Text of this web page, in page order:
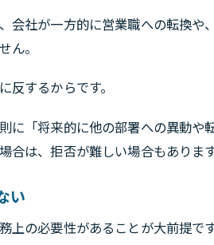
会社が一方的に営業職への転換や
ん。
反するからです。
に「将来的に他の部署への異動や
合は、拒否が難しい場合もありま
い
上の必要性があることが大前提で